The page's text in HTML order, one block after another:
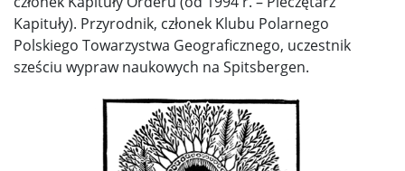
Kapituły). Przyrodnik, członek Klubu Polarnego
Polskiego Towarzystwa Geograficznego, uczestnik
sześciu wypraw naukowych na Spitsbergen.